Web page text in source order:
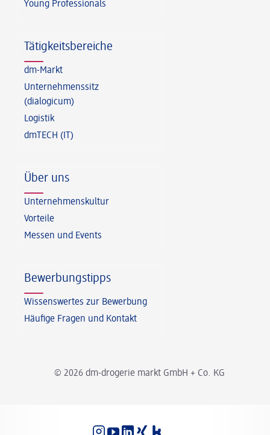
© 2026 dm-drogerie markt GmbH + Co. KG
Young Professionals
Tätigkeitsbereiche
dm-Markt
Unternehmenssitz
(dialogicum)
Logistik
dmTECH (IT)
Über uns
Unternehmenskultur
Vorteile
Messen und Events
Bewerbungstipps
Wissenswertes zur Bewerbung
Häufige Fragen und Kontakt